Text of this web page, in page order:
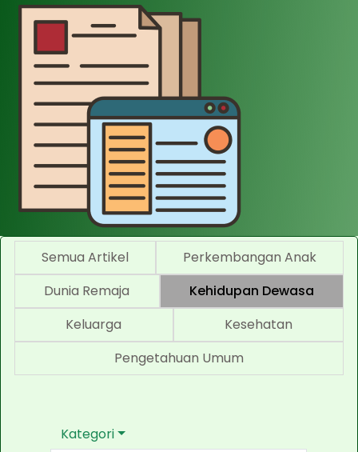
Semua Artikel
Perkembangan Anak
Dunia Remaja
Kehidupan Dewasa
Keluarga
Kesehatan
Pengetahuan Umum
Kategori